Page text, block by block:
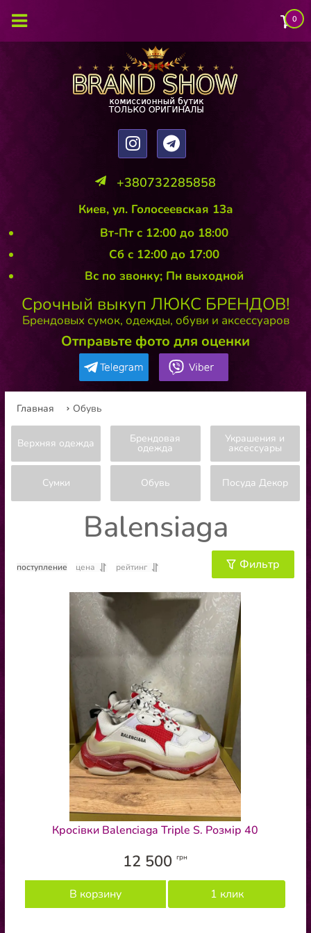
0
+380732285858
Киев, ул. Голосеевская 13а
Вт-Пт с 12:00 до 18:00
Сб с 12:00 до 17:00
Вс по звонку; Пн выходной
Срочный выкуп ЛЮКС БРЕНДОВ!
Брендовых сумок, одежды, обуви и аксессуаров
Отправьте фото для оценки
Главная Обувь
Верхняя одежда Брендовая
одежда
Украшения и
аксессуары
Сумки Обувь Посуда Декор
Balensiaga
поступление цена рейтинг Фильтр
Кросівки Balenciaga Triple S. Розмір 40
12 500 грн
В корзину 1 клик